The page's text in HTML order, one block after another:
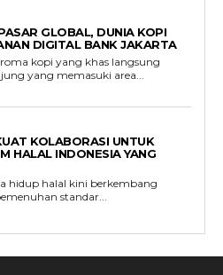
GLOBAL, DUNIA KOPI
DIGITAL BANK JAKARTA
kopi yang khas langsung
yang memasuki area...
KOLABORASI UNTUK
HALAL INDONESIA YANG
hidup halal kini berkembang
standar...